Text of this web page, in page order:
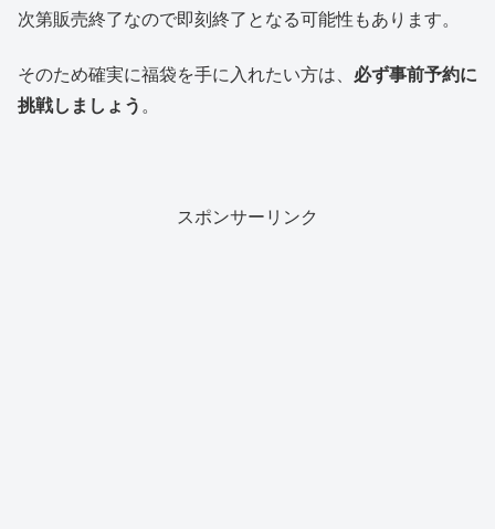
次第販売終了なので即刻終了となる可能性もあります。
そのため確実に福袋を手に入れたい方は、 必ず事前予約に
挑戦しましょう 。
スポンサーリンク